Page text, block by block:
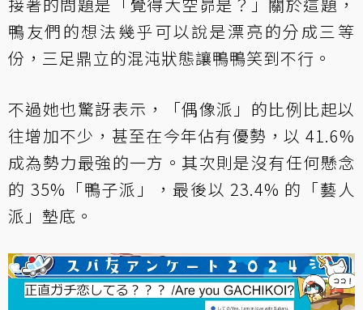
鴨友們的想法幾乎可以說是漂亮的分成三等
份，三足鼎立的混沌狀態讓鴨鴨笑到不行。
不過她也驚訝表示，「偶像派」的比例比起以
往增加不少，甚至在今年佔有優勢，以 41.6%
成為勢力最強的一方。其次則是沒有任何懸念
的 35%「鴨子派」，最後以 23.4% 的「藝人
派」墊底。